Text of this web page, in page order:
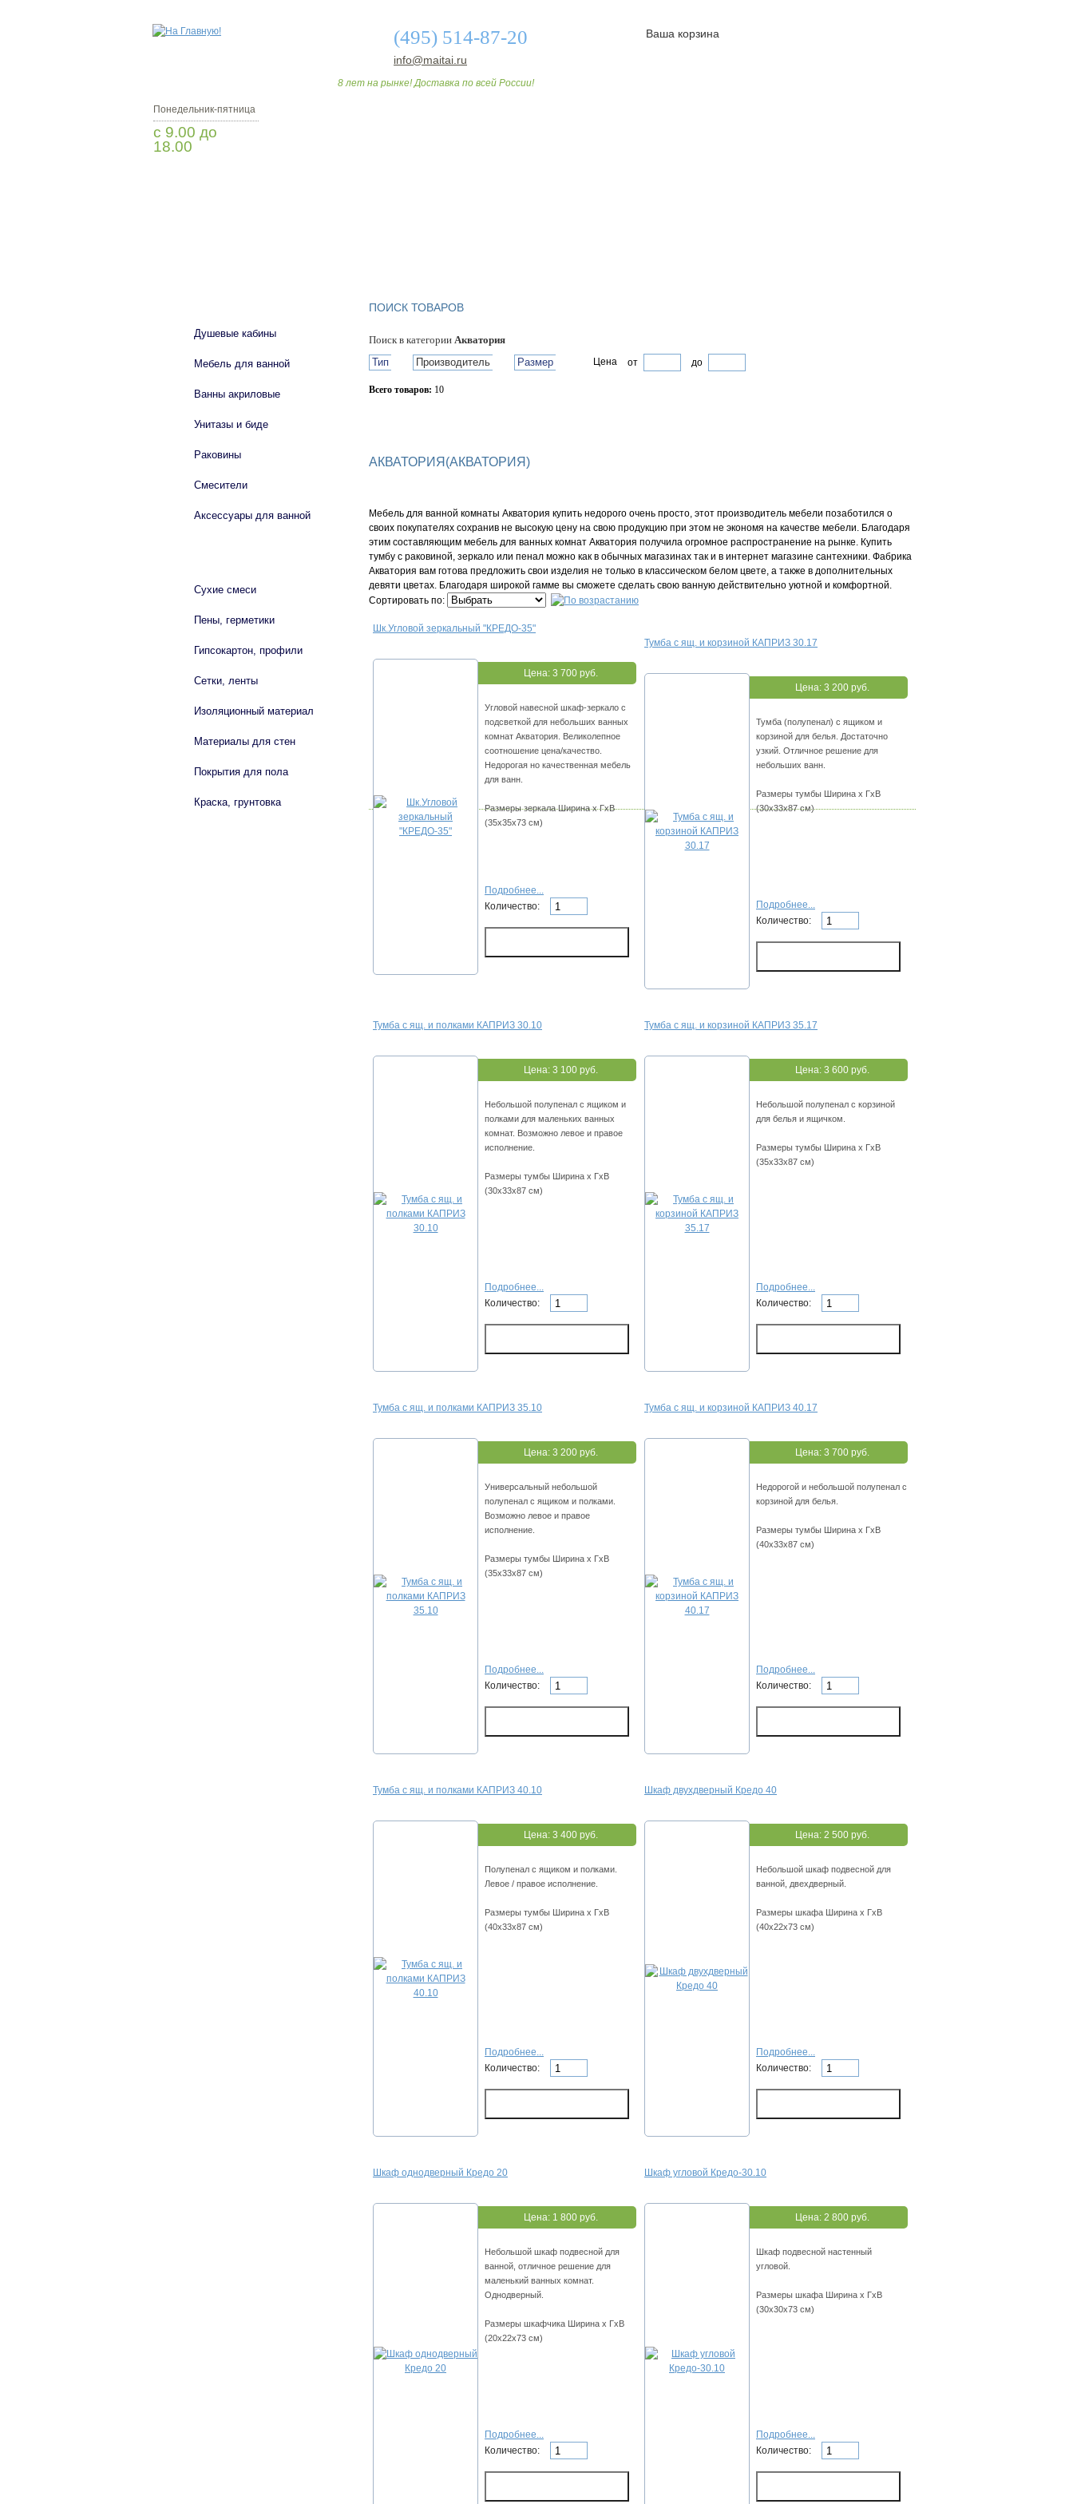
(495) 514-87-20
info@maitai.ru
8 лет на рынке! Доставка по всей России!
Ваша корзина
Понедельник-пятница
с 9.00 до
18.00
ПОИСК ТОВАРОВ
Поиск в категории Акватория
Тип
Производитель Размер Цена от до
Всего товаров: 10
АКВАТОРИЯ(АКВАТОРИЯ)
Мебель для ванной комнаты Акватория купить недорого очень просто, этот производитель мебели позаботился о
своих покупателях сохранив не высокую цену на свою продукцию при этом не экономя на качестве мебели. Благодаря
этим составляющим мебель для ванных комнат Акватория получила огромное распространение на рынке. Купить
тумбу с раковиной, зеркало или пенал можно как в обычных магазинах так и в интернет магазине сантехники. Фабрика
Акватория вам готова предложить свои изделия не только в классическом белом цвете, а также в дополнительных
девяти цветах. Благодаря широкой гамме вы сможете сделать свою ванную действительно уютной и комфортной.
Сортировать по:
Шк.Угловой зеркальный "КРЕДО-35"
Цена: 3 700 руб.
Угловой навесной шкаф-зеркало с
подсветкой для небольших ванных
комнат Акватория. Великолепное
соотношение цена/качество.
Недорогая но качественная мебель
для ванн.
Размеры зеркала Ширина х ГхВ
(35х35х73 см)
Подробнее...
Количество:
Тумба с ящ. и корзиной КАПРИЗ 30.17
Цена: 3 200 руб.
Тумба (полупенал) с ящиком и
корзиной для белья. Достаточно
узкий. Отличное решение для
небольших ванн.
Размеры тумбы Ширина х ГхВ
(30х33х87 см)
Подробнее...
Количество:
Тумба с ящ. и полками КАПРИЗ 30.10
Цена: 3 100 руб.
Небольшой полупенал с ящиком и
полками для маленьких ванных
комнат. Возможно левое и правое
исполнение.
Размеры тумбы Ширина х ГхВ
(30х33х87 см)
Подробнее...
Количество:
Тумба с ящ. и корзиной КАПРИЗ 35.17
Цена: 3 600 руб.
Небольшой полупенал с корзиной
для белья и ящичком.
Размеры тумбы Ширина х ГхВ
(35х33х87 см)
Подробнее...
Количество:
Тумба с ящ. и полками КАПРИЗ 35.10
Цена: 3 200 руб.
Универсальный небольшой
полупенал с ящиком и полками.
Возможно левое и правое
исполнение.
Размеры тумбы Ширина х ГхВ
(35х33х87 см)
Подробнее...
Количество:
Тумба с ящ. и корзиной КАПРИЗ 40.17
Цена: 3 700 руб.
Недорогой и небольшой полупенал с
корзиной для белья.
Размеры тумбы Ширина х ГхВ
(40х33х87 см)
Подробнее...
Количество:
Тумба с ящ. и полками КАПРИЗ 40.10
Цена: 3 400 руб.
Полупенал с ящиком и полками.
Левое / правое исполнение.
Размеры тумбы Ширина х ГхВ
(40х33х87 см)
Подробнее...
Количество:
Шкаф двухдверный Кредо 40
Цена: 2 500 руб.
Небольшой шкаф подвесной для
ванной, двехдверный.
Размеры шкафа Ширина х ГхВ
(40х22х73 см)
Подробнее...
Количество:
Шкаф однодверный Кредо 20
Цена: 1 800 руб.
Небольшой шкаф подвесной для
ванной, отличное решение для
маленький ванных комнат.
Однодверный.
Размеры шкафчика Ширина х ГхВ
(20х22х73 см)
Подробнее...
Количество:
Шкаф угловой Кредо-30.10
Цена: 2 800 руб.
Шкаф подвесной настенный
угловой.
Размеры шкафа Ширина х ГхВ
(30х30х73 см)
Подробнее...
Количество:
Душевые кабины
Мебель для ванной
Ванны акриловые
Унитазы и биде
Раковины
Смесители
Аксессуары для ванной
Сухие смеси
Пены, герметики
Гипсокартон, профили
Сетки, ленты
Изоляционный материал
Материалы для стен
Покрытия для пола
Краска, грунтовка